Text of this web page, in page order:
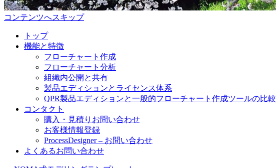
コンテンツへスキップ
トップ
機能と特徴
フローチャート作成
フローチャート分析
組織内公開と共有
製品エディションとライセンス体系
QPR製品エディションと一般的フローチャート作成ツールの比較
コンタクト
購入・見積りお問い合わせ
お客様情報登録
ProcessDesigner – お問い合わせ
よくあるお問い合わせ